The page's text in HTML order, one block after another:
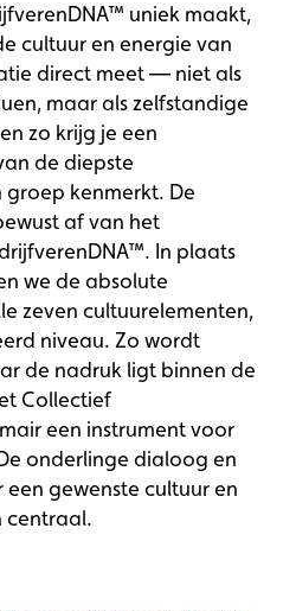
uniek maakt,
cultuur en energie van
direct meet — niet als
maar als zelfstandige
zo krijg je een
de diepste
kenmerkt. De
af van het
In plaats
we de absolute
zeven cultuurelementen,
niveau. Zo wordt
de nadruk ligt binnen de
Collectief
een instrument voor
onderlinge dialoog en
gewenste cultuur en
centraal.